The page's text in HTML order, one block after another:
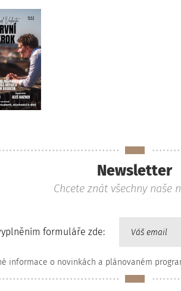
Newsletter
Chcete znát všechny naše
formuláře zde:
informace o novinkách a plánovaném